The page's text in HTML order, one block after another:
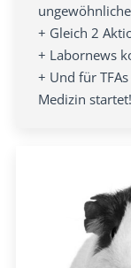
+ Gleich 2
+ Labornews
+ Und für
Medizin startet!